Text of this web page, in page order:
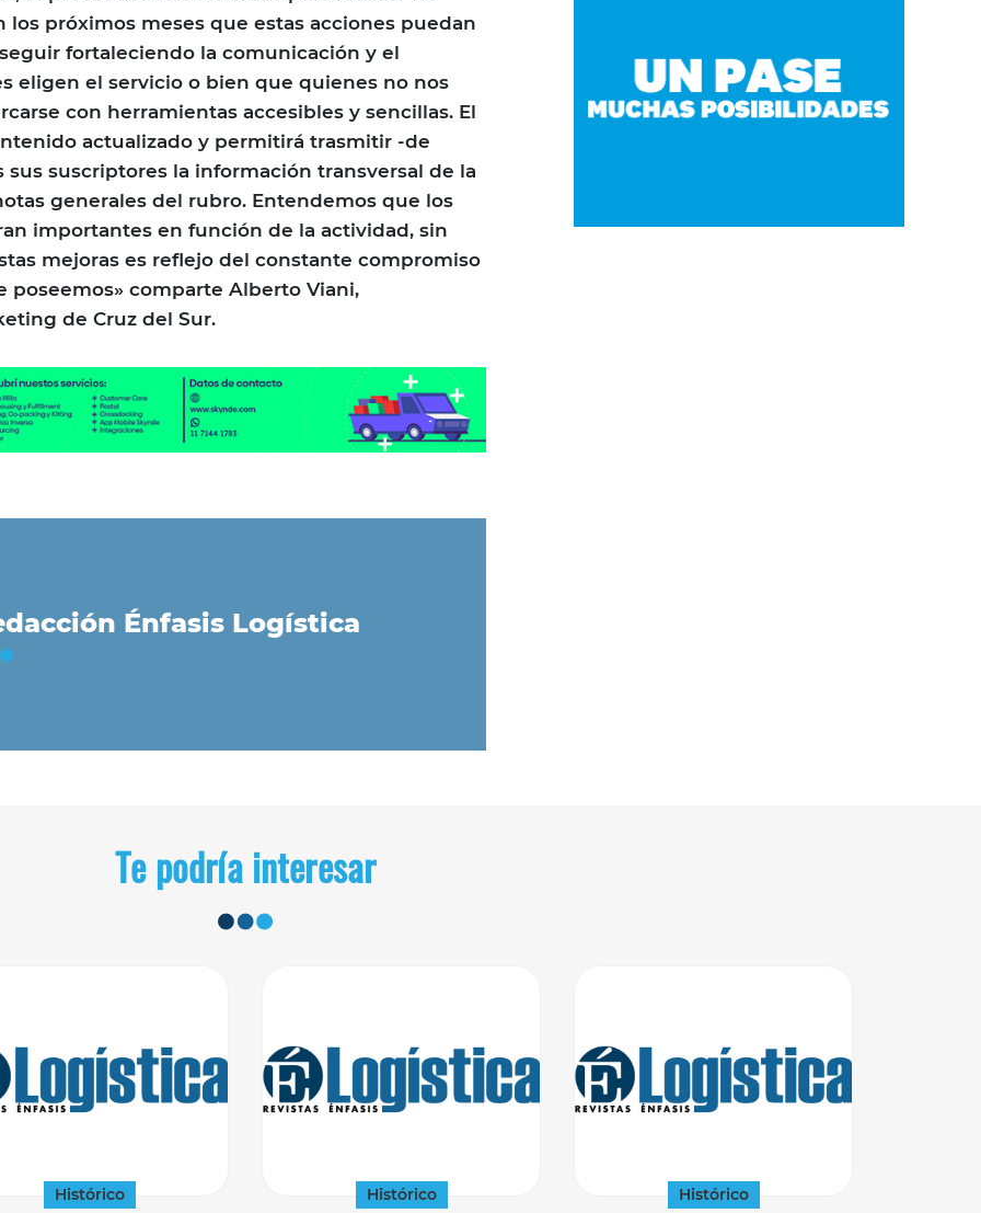
los próximos meses que estas acciones puedan
fortaleciendo la comunicación y el
eligen el servicio o bien que quienes no nos
con herramientas accesibles y sencillas. El
actualizado y permitirá trasmitir -de
suscriptores la información transversal de la
generales del rubro. Entendemos que los
importantes en función de la actividad, sin
mejoras es reflejo del constante compromiso
poseemos» comparte Alberto Viani,
de Cruz del Sur.
Énfasis Logística
Te podría interesar
Histórico Histórico Histórico